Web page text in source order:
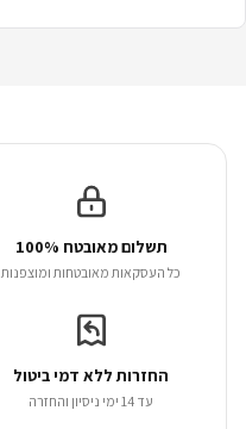
תשלום מאובטח 100%
כל העסקאות מאובטחות ומוצפנות
החזרות ללא דמי ביטול
עד 14 ימי ניסיון והחזרה